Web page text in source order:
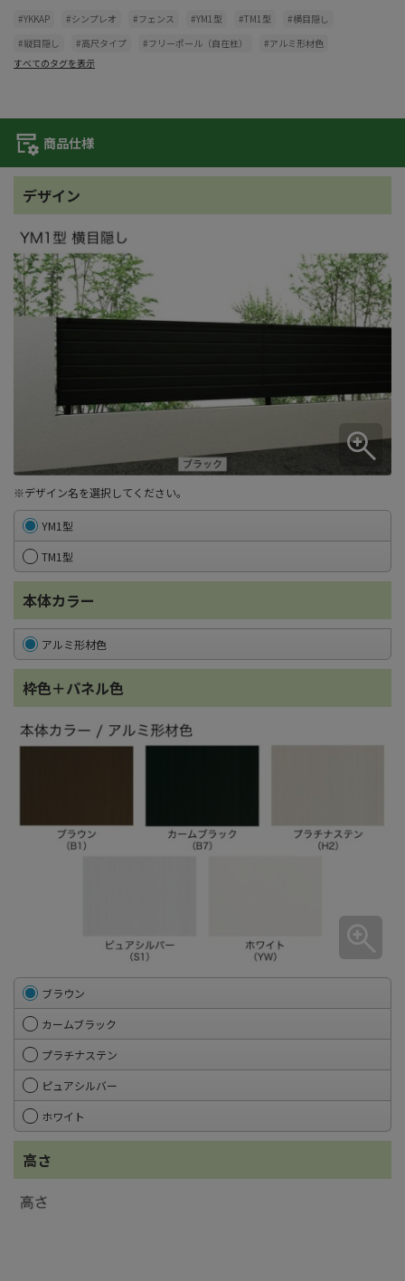
#YKKAP
#シンプレオ #フェンス #YM1型 #TM1型
#横目隠し
#縦目隠し
#高尺タイプ #フリーポール（自在柱）
#アルミ形材色
すべてのタグを表示
商品仕様
デザイン
※デザイン名を選択してください。
YM1型
TM1型
本体カラー
アルミ形材色
枠色＋パネル色
ブラウン
カームブラック
プラチナステン
ピュアシルバー
ホワイト
高さ